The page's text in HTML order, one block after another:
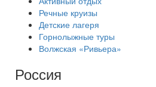
Речные круизы
Детские лагеря
Горнолыжные туры
Волжская «Ривьера»
Россия